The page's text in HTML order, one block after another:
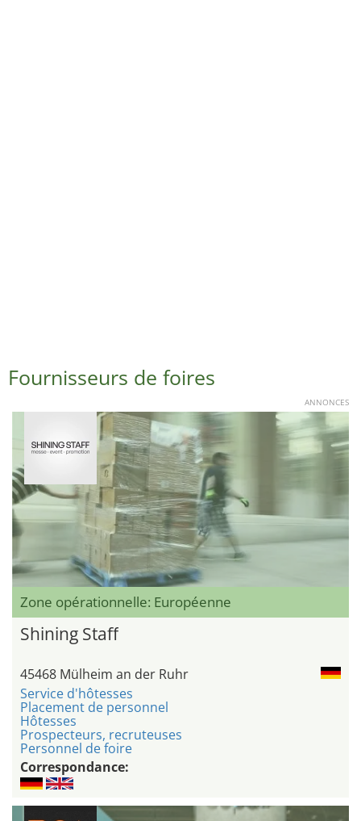
Fournisseurs de foires
ANNONCES
Zone opérationnelle: Européenne
Shining Staff
45468 Mülheim an der Ruhr
Service d'hôtesses
Placement de personnel
Hôtesses
Prospecteurs, recruteuses
Personnel de foire
Correspondance: